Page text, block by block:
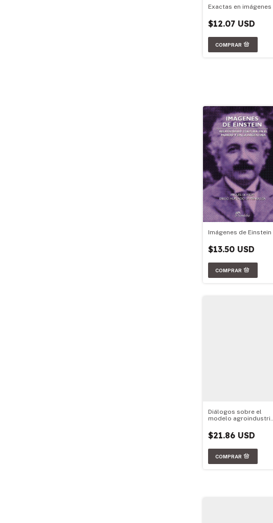
Exactas en imágenes
$12.07 USD
Imágenes de Einstein
$13.50 USD
Diálogos sobre el
modelo agroindustrial
$21.86 USD